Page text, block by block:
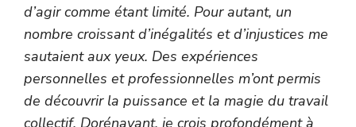
d’agir comme étant limité. Pour autant, un
nombre croissant d’inégalités et d’injustices me
sautaient aux yeux. Des expériences
personnelles et professionnelles m’ont permis
de découvrir la puissance et la magie du travail
collectif. Dorénavant, je crois profondément à